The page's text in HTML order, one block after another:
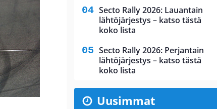
Secto Rally 2026: Lauantain
lähtöjärjestys – katso tästä
koko lista
Secto Rally 2026: Perjantain
lähtöjärjestys – katso tästä
koko lista
Uusimmat